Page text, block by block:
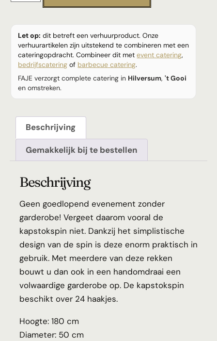
Let op: dit betreft een verhuurproduct. Onze
verhuurartikelen zijn uitstekend te combineren met een
cateringopdracht. Combineer dit metevent catering,
bedrijfscatering of barbecue catering.
FAJE verzorgt complete catering in Hilversum,'t Gooi
en omstreken.
Beschrijving
Gemakkelijk bij te bestellen
Beschrijving
Geen goedlopend evenement zonder
garderobe! Vergeet daarom vooral de
kapstokspin niet. Dankzij het simplistische
design van de spin is deze enorm praktisch in
gebruik. Met meerdere van deze rekken
bouwt u dan ook in een handomdraai een
volwaardige garderobe op. De kapstokspin
beschikt over 24 haakjes.
Hoogte: 180 cm
Diameter: 50 cm